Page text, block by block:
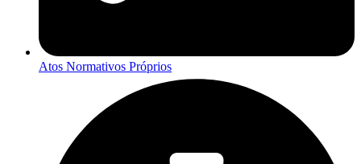
Atos Normativos Próprios